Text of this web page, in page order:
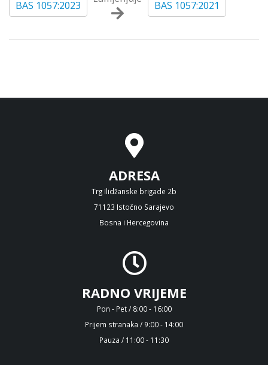
BAS 1057:2023 BAS 1057:2021
ADRESA
Trg Ilidžanske brigade 2b
71123 Istočno Sarajevo
Bosna i Hercegovina
RADNO VRIJEME
Pon - Pet / 8:00 - 16:00
Prijem stranaka / 9:00 - 14:00
Pauza / 11:00 - 11:30